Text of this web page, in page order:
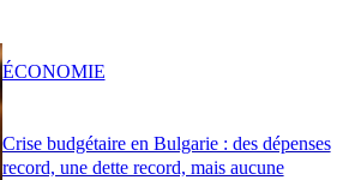
Crise budgétaire en Bulgarie : des dépenses
record, une dette record, mais aucune
ÉCONOMIE